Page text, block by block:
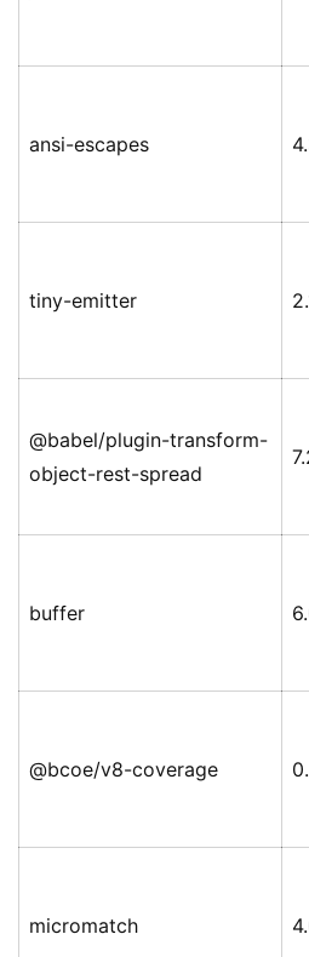
ansi-escapes
tiny-emitter
@babel/plugin-transform-
object-rest-spread
buffer
@bcoe/v8-coverage
micromatch